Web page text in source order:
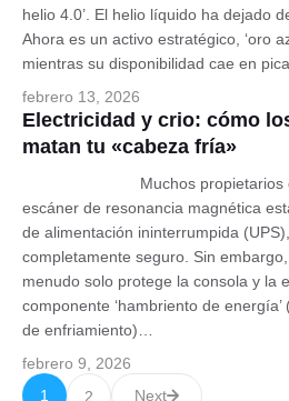
helio 4.0’. El helio líquido ha dejado
Ahora es un activo estratégico, ‘oro
mientras su disponibilidad cae en
febrero 13, 2026
Electricidad y crio: cómo
matan tu «cabeza fría»
Muchos
escáner de resonancia magnética
de alimentación ininterrumpida
completamente seguro. Sin
menudo solo protege la consola y la
componente ‘hambriento de
de enfriamiento)…
febrero 9, 2026
1
2 Next